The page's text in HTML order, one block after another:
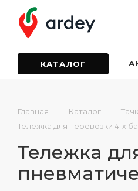
КАТАЛОГ
Главная — Каталог —
Тележка для перевозки 4-х
Тележка